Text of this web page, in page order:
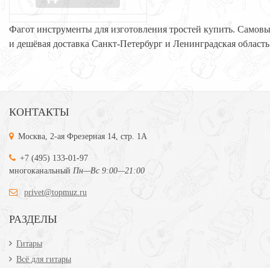
Фагот инструменты для изготовления тростей купить.
и дешёвая доставка Санкт-Петербург и Ленинградская
КОНТАКТЫ
Москва, 2-ая Фрезерная 14, стр. 1А
+7 (495) 133-01-97
многоканальный Пн—Вс 9:00—21:00
privet@topmuz.ru
РАЗДЕЛЫ
Гитары
Всё для гитары